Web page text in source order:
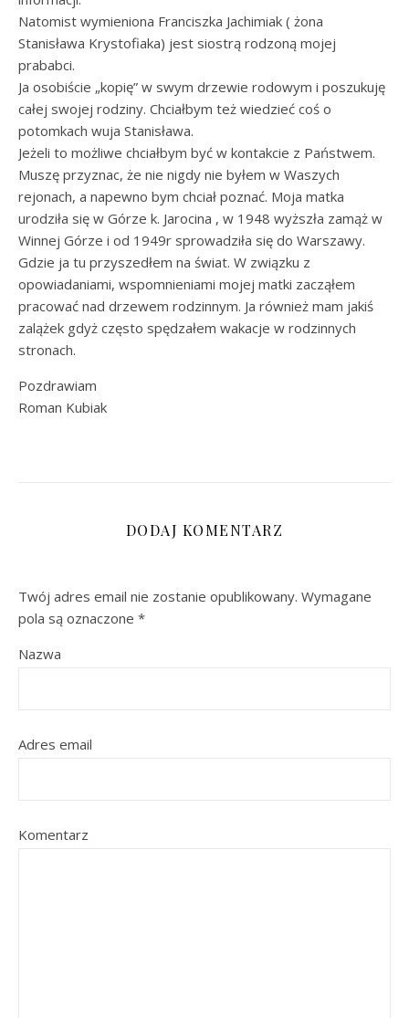
Natomist wymieniona Franciszka Jachimiak ( żona
Stanisława Krystofiaka) jest siostrą rodzoną mojej
prababci.
Ja osobiście „kopię” w swym drzewie rodowym i poszukuję
całej swojej rodziny. Chciałbym też wiedzieć coś o
potomkach wuja Stanisława.
Jeżeli to możliwe chciałbym być w kontakcie z Państwem.
Muszę przyznac, że nie nigdy nie byłem w Waszych
rejonach, a napewno bym chciał poznać. Moja matka
urodziła się w Górze k. Jarocina , w 1948 wyższła zamąż w
Winnej Górze i od 1949r sprowadziła się do Warszawy.
Gdzie ja tu przyszedłem na świat. W związku z
opowiadaniami, wspomnieniami mojej matki zacząłem
pracować nad drzewem rodzinnym. Ja również mam jakiś
zalążek gdyż często spędzałem wakacje w rodzinnych
stronach.
Pozdrawiam
Roman Kubiak
DODAJ KOMENTARZ
Twój adres email nie zostanie opublikowany. Wymagane
pola są oznaczone *
Nazwa
Adres email
Komentarz